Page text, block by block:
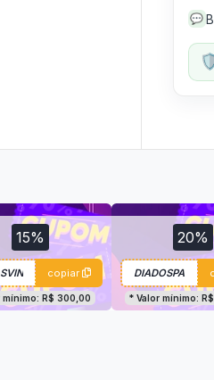
💬
15%
copiar
mínimo: R$ 300,00
20%
* Valor mínimo: